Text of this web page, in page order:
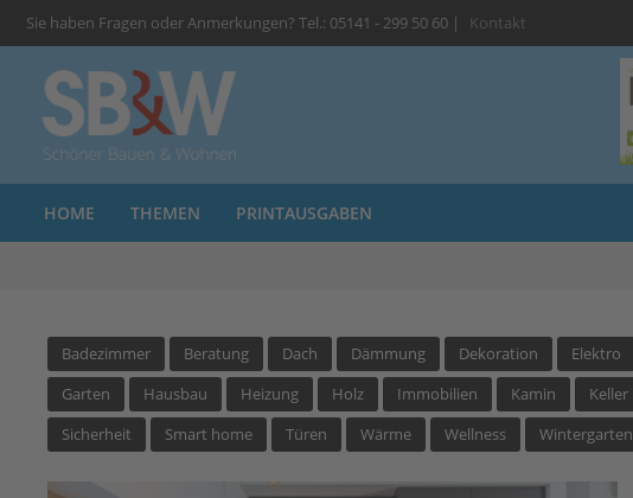
Sie haben Fragen oder Anmerkungen? Tel.: 05141 - 299 50 60 | Kontakt
HOME THEMEN PRINTAUSGABEN
Badezimmer Beratung Dach Dämmung Dekoration Elektro
Garten
Hausbau Heizung Holz Immobilien Kamin Keller
Sicherheit
Smart home Türen Wärme Wellness Wintergarten